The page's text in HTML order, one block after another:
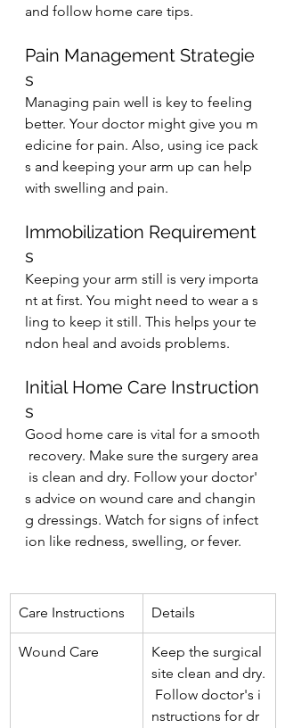
and follow home care tips.
Pain Management Strategie
s
Managing pain well is key to feeling
better. Your doctor might give you m
edicine for pain. Also, using ice pack
s and keeping your arm up can help
with swelling and pain.
Immobilization Requirement
s
Keeping your arm still is very importa
nt at first. You might need to wear a s
ling to keep it still. This helps your te
ndon heal and avoids problems.
Initial Home Care Instruction
s
Good home care is vital for a smooth
recovery. Make sure the surgery area
is clean and dry. Follow your doctor'
s advice on wound care and changin
g dressings. Watch for signs of infect
ion like redness, swelling, or fever.
Care Instructions Details
Wound Care
Keep the surgical
site clean and dry.
Follow doctor's i
nstructions for dr